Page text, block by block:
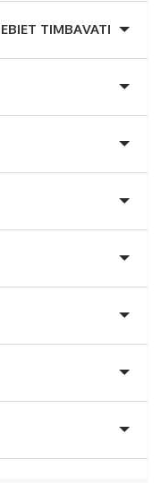
TIMBAVATI